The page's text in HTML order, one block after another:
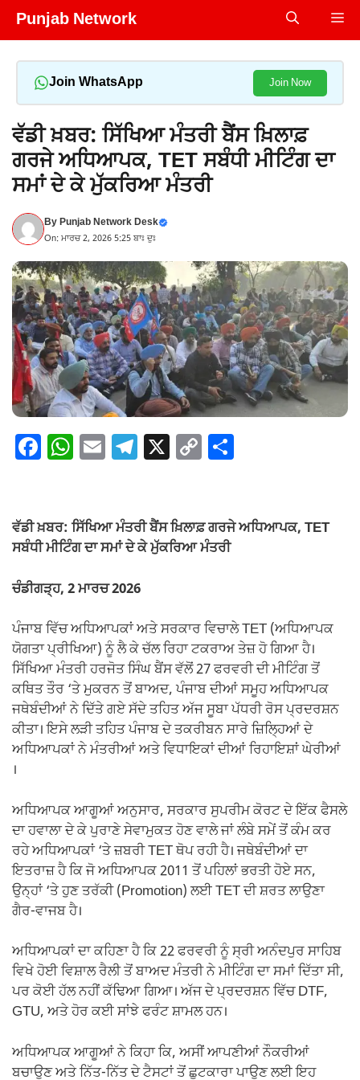
Skip
Punjab Network
Join WhatsApp Join Now
ਵੱਡੀ ਖ਼ਬਰ: ਸਿੱਖਿਆ ਮੰਤਰੀ ਬੈਂਸ ਖ਼ਿਲਾਫ਼
ਗਰਜੇ ਅਧਿਆਪਕ, TET ਸਬੰਧੀ ਮੀਟਿੰਗ ਦਾ
ਸਮਾਂ ਦੇ ਕੇ ਮੁੱਕਰਿਆ ਮੰਤਰੀ
ByPunjab Network Desk
On: ਮਾਰਚ 2, 2026 5:25 ਬਾਃ ਦੁਃ
F
e
b
o
o
k
W
s
A
p
p
E T
gr
a
m
X C
y
Li
e
ਵੱਡੀ ਖ਼ਬਰ: ਸਿੱਖਿਆ ਮੰਤਰੀ ਬੈਂਸ ਖ਼ਿਲਾਫ਼ ਗਰਜੇ ਅਧਿਆਪਕ, TET
ਸਬੰਧੀ ਮੀਟਿੰਗ ਦਾ ਸਮਾਂ ਦੇ ਕੇ ਮੁੱਕਰਿਆ ਮੰਤਰੀ
ਚੰਡੀਗੜ੍ਹ, 2 ਮਾਰਚ 2026
ਪੰਜਾਬ ਵਿੱਚ ਅਧਿਆਪਕਾਂ ਅਤੇ ਸਰਕਾਰ ਵਿਚਾਲੇ TET (ਅਧਿਆਪਕ
ਯੋਗਤਾ ਪ੍ਰੀਖਿਆ) ਨੂੰ ਲੈ ਕੇ ਚੱਲ ਰਿਹਾ ਟਕਰਾਅ ਤੇਜ਼ ਹੋ ਗਿਆ ਹੈ।
ਸਿੱਖਿਆ ਮੰਤਰੀ ਹਰਜੋਤ ਸਿੰਘ ਬੈਂਸ ਵੱਲੋਂ 27 ਫਰਵਰੀ ਦੀ ਮੀਟਿੰਗ ਤੋਂ
ਕਥਿਤ ਤੌਰ ‘ਤੇ ਮੁਕਰਨ ਤੋਂ ਬਾਅਦ, ਪੰਜਾਬ ਦੀਆਂ ਸਮੂਹ ਅਧਿਆਪਕ
ਜਥੇਬੰਦੀਆਂ ਨੇ ਦਿੱਤੇ ਗਏ ਸੱਦੇ ਤਹਿਤ ਅੱਜ ਸੂਬਾ ਪੱਧਰੀ ਰੋਸ ਪ੍ਰਦਰਸ਼ਨ
ਕੀਤਾ। ਇਸੇ ਲੜੀ ਤਹਿਤ ਪੰਜਾਬ ਦੇ ਤਕਰੀਬਨ ਸਾਰੇ ਜ਼ਿਲ੍ਹਿਆਂ ਦੇ
ਅਧਿਆਪਕਾਂ ਨੇ ਮੰਤਰੀਆਂ ਅਤੇ ਵਿਧਾਇਕਾਂ ਦੀਆਂ ਰਿਹਾਇਸ਼ਾਂ ਘੇਰੀਆਂ
।
ਅਧਿਆਪਕ ਆਗੂਆਂ ਅਨੁਸਾਰ, ਸਰਕਾਰ ਸੁਪਰੀਮ ਕੋਰਟ ਦੇ ਇੱਕ ਫੈਸਲੇ
ਦਾ ਹਵਾਲਾ ਦੇ ਕੇ ਪੁਰਾਣੇ ਸੇਵਾਮੁਕਤ ਹੋਣ ਵਾਲੇ ਜਾਂ ਲੰਬੇ ਸਮੇਂ ਤੋਂ ਕੰਮ ਕਰ
ਰਹੇ ਅਧਿਆਪਕਾਂ ‘ਤੇ ਜ਼ਬਰੀ TET ਥੋਪ ਰਹੀ ਹੈ। ਜਥੇਬੰਦੀਆਂ ਦਾ
ਇਤਰਾਜ਼ ਹੈ ਕਿ ਜੋ ਅਧਿਆਪਕ 2011 ਤੋਂ ਪਹਿਲਾਂ ਭਰਤੀ ਹੋਏ ਸਨ,
ਉਨ੍ਹਾਂ ‘ਤੇ ਹੁਣ ਤਰੱਕੀ (Promotion) ਲਈ TET ਦੀ ਸ਼ਰਤ ਲਾਉਣਾ
ਗੈਰ-ਵਾਜਬ ਹੈ।
ਅਧਿਆਪਕਾਂ ਦਾ ਕਹਿਣਾ ਹੈ ਕਿ 22 ਫਰਵਰੀ ਨੂੰ ਸ੍ਰੀ ਅਨੰਦਪੁਰ ਸਾਹਿਬ
ਵਿਖੇ ਹੋਈ ਵਿਸ਼ਾਲ ਰੈਲੀ ਤੋਂ ਬਾਅਦ ਮੰਤਰੀ ਨੇ ਮੀਟਿੰਗ ਦਾ ਸਮਾਂ ਦਿੱਤਾ ਸੀ,
ਪਰ ਕੋਈ ਹੱਲ ਨਹੀਂ ਕੱਢਿਆ ਗਿਆ। ਅੱਜ ਦੇ ਪ੍ਰਦਰਸ਼ਨ ਵਿੱਚ DTF,
GTU, ਅਤੇ ਹੋਰ ਕਈ ਸਾਂਝੇ ਫਰੰਟ ਸ਼ਾਮਲ ਹਨ।
ਅਧਿਆਪਕ ਆਗੂਆਂ ਨੇ ਕਿਹਾ ਕਿ, ਅਸੀਂ ਆਪਣੀਆਂ ਨੌਕਰੀਆਂ
ਬਚਾਉਣ ਅਤੇ ਨਿੱਤ-ਨਿੱਤ ਦੇ ਟੈਸਟਾਂ ਤੋਂ ਛੁਟਕਾਰਾ ਪਾਉਣ ਲਈ ਇਹ